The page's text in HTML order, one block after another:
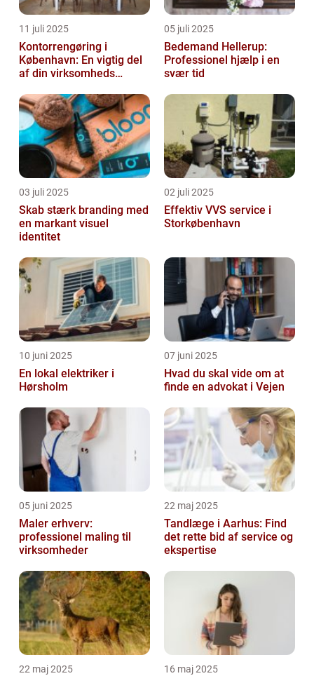
11 juli 2025
Kontorrengøring i
København: En vigtig del
af din virksomheds
05 juli 2025
Bedemand Hellerup:
Professionel hjælp i en
svær tid
03 juli 2025
Skab stærk branding med
en markant visuel
identitet
02 juli 2025
Effektiv VVS service i
Storkøbenhavn
10 juni 2025
En lokal elektriker i
Hørsholm
07 juni 2025
Hvad du skal vide om at
finde en advokat i Vejen
05 juni 2025
Maler erhverv:
professionel maling til
virksomheder
22 maj 2025
Tandlæge i Aarhus: Find
det rette bid af service og
ekspertise
22 maj 2025 16 maj 2025